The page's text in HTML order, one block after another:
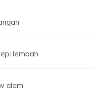
lembah
alam